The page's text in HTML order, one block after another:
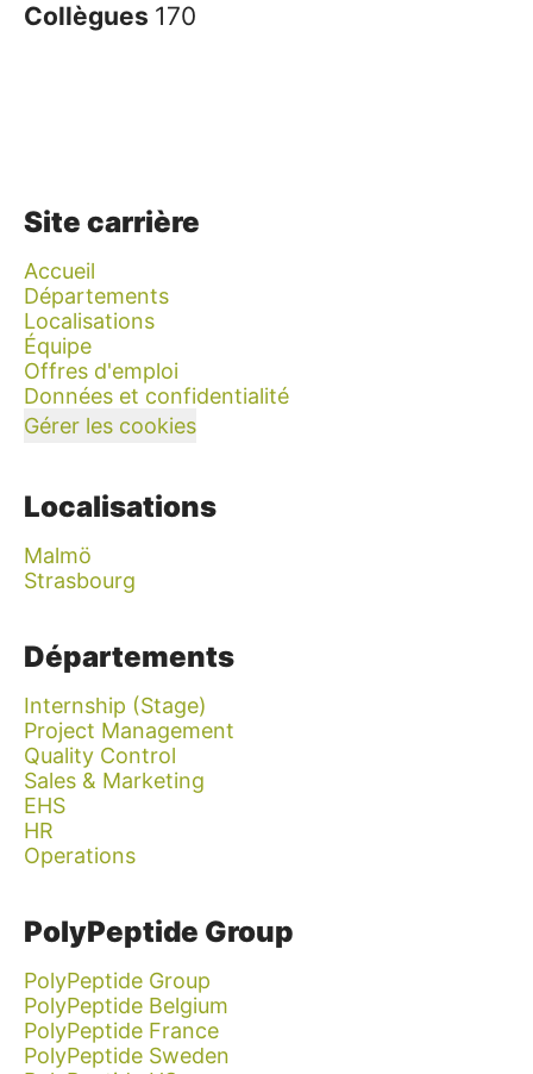
Collègues 170
Site carrière
Accueil
Départements
Localisations
Équipe
Offres d'emploi
Données et confidentialité
Gérer les cookies
Localisations
Malmö
Strasbourg
Départements
Internship (Stage)
Project Management
Quality Control
Sales & Marketing
EHS
HR
Operations
PolyPeptide Group
PolyPeptide Group
PolyPeptide Belgium
PolyPeptide France
PolyPeptide Sweden